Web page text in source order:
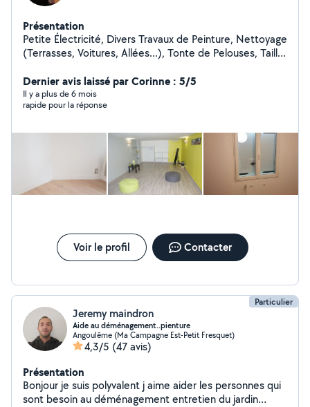
Présentation
Petite Électricité, Divers Travaux de Peinture, Nettoyage
(Terrasses, Voitures, Allées...), Tonte de Pelouses, Taille
Livraison de Courses, Assistance Informatique, etc...
Dernier avis laissé par Corinne : 5/5
Il y a plus de 6 mois
rapide pour la réponse
Voir le profil Contacter
Particulier
Jeremy maindron
Aide au déménagement..pienture
Angoulême (Ma Campagne Est-Petit Fresquet)
4,3/5 (47 avis)
Présentation
Bonjour je suis polyvalent j aime aider les personnes qui
sont besoin au déménagement entretien du jardin